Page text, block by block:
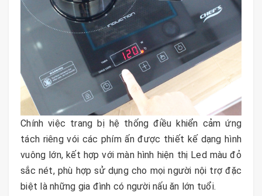
Chính việc trang bị hệ thống điều khiển cảm ứng
tách riêng vói các phím ấn được thiết kế dạng hình
vuông lớn, kết hợp với màn hình hiện thị Led màu đỏ
sắc nét, phù hợp sử dụng cho mọi người nội trợ đặc
biệt là những gia đình có người nấu ăn lớn tuổi.